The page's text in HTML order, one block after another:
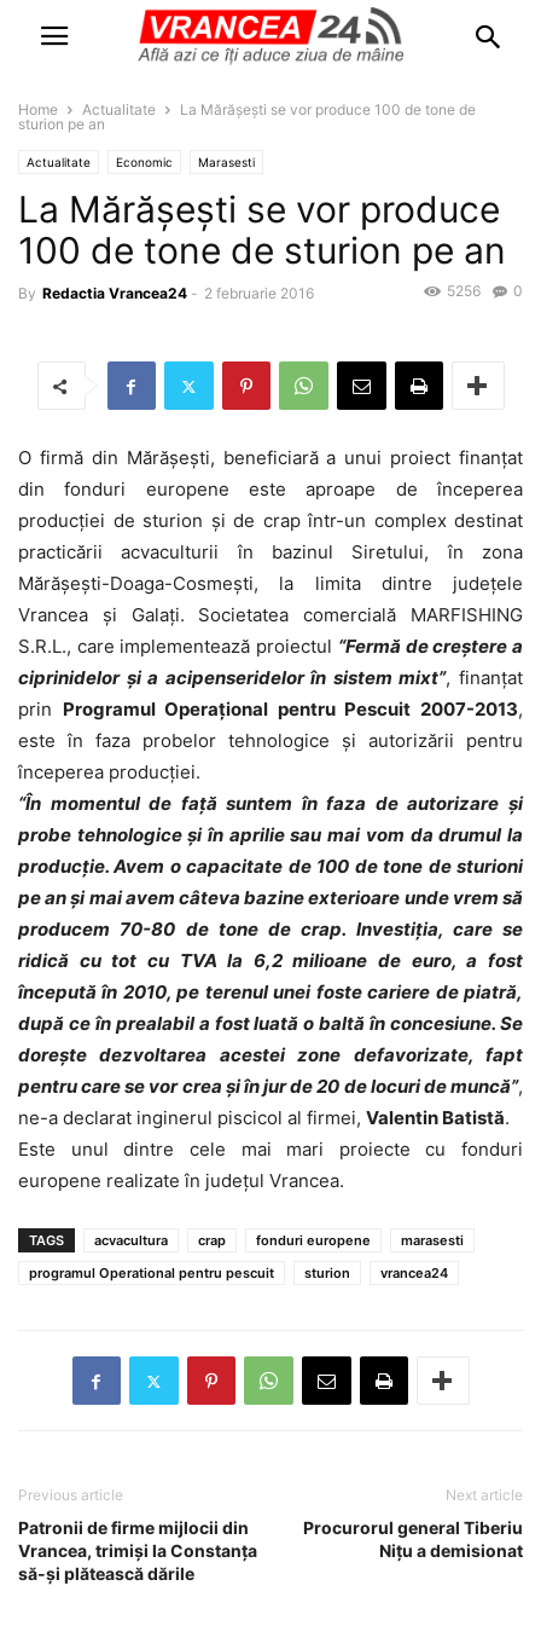
Home Actualitate
La Mărăşeşti se vor produce 100 de tone de
sturion pe an
Actualitate Economic Marasesti
La Mărăşeşti se vor produce
100 de tone de sturion pe an
By Redactia Vrancea24 - 2 februarie 2016 0
5256
O firmă din Mărăşeşti, beneficiară a unui proiect finanţat
din fonduri europene este aproape de începerea
producţiei de sturion şi de crap într-un complex destinat
practicării acvaculturii în bazinul Siretului, în zona
Mărăşeşti-Doaga-Cosmeşti, la limita dintre judeţele
Vrancea şi Galaţi. Societatea comercială MARFISHING
S.R.L., care implementează proiectul “Fermă de creştere a
ciprinidelor şi a acipenseridelor în sistem mixt”, finanţat
prin Programul Operaţional pentru Pescuit 2007-2013,
este în faza probelor tehnologice şi autorizării pentru
începerea producţiei.
“În momentul de față suntem în faza de autorizare și
probe tehnologice și în aprilie sau mai vom da drumul la
producție. Avem o capacitate de 100 de tone de sturioni
pe an și mai avem câteva bazine exterioare unde vrem să
producem 70-80 de tone de crap. Investiția, care se
ridică cu tot cu TVA la 6,2 milioane de euro, a fost
începută în 2010, pe terenul unei foste cariere de piatră,
după ce în prealabil a fost luată o baltă în concesiune. Se
dorește dezvoltarea acestei zone defavorizate, fapt
pentru care se vor crea și în jur de 20 de locuri de muncă”,
ne-a declarat inginerul piscicol al firmei, Valentin Batistă.
Este unul dintre cele mai mari proiecte cu fonduri
europene realizate în judeţul Vrancea.
TAGS acvacultura crap fonduri europene
marasesti
programul Operational pentru pescuit
sturion vrancea24
Previous article
Patronii de firme mijlocii din
Vrancea, trimiși la Constanța
să-și plătească dările
Next article
Procurorul general Tiberiu
Nițu a demisionat